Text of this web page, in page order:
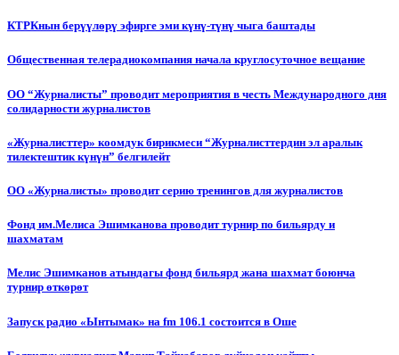
КТРКнын берүүлөрү эфирге эми күнү-түнү чыга баштады
Общественная телерадиокомпания начала круглосуточное вещание
ОО “Журналисты” проводит мероприятия в честь Международного дня
солидарности журналистов
«Журналисттер» коомдук бирикмеси “Журналисттердин эл аралык
тилектештик күнүн” белгилейт
ОО «Журналисты» проводит серию тренингов для журналистов
Фонд им.Мелиса Эшимканова проводит турнир по бильярду и
шахматам
Мелис Эшимканов атындагы фонд бильярд жана шахмат боюнча
турнир өткөрөт
Запуск радио «Ынтымак» на fm 106.1 состоится в Оше